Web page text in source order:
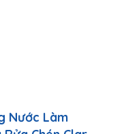
Nước Làm